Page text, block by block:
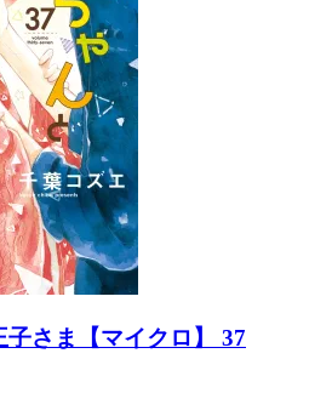
子さま【マイクロ】 37